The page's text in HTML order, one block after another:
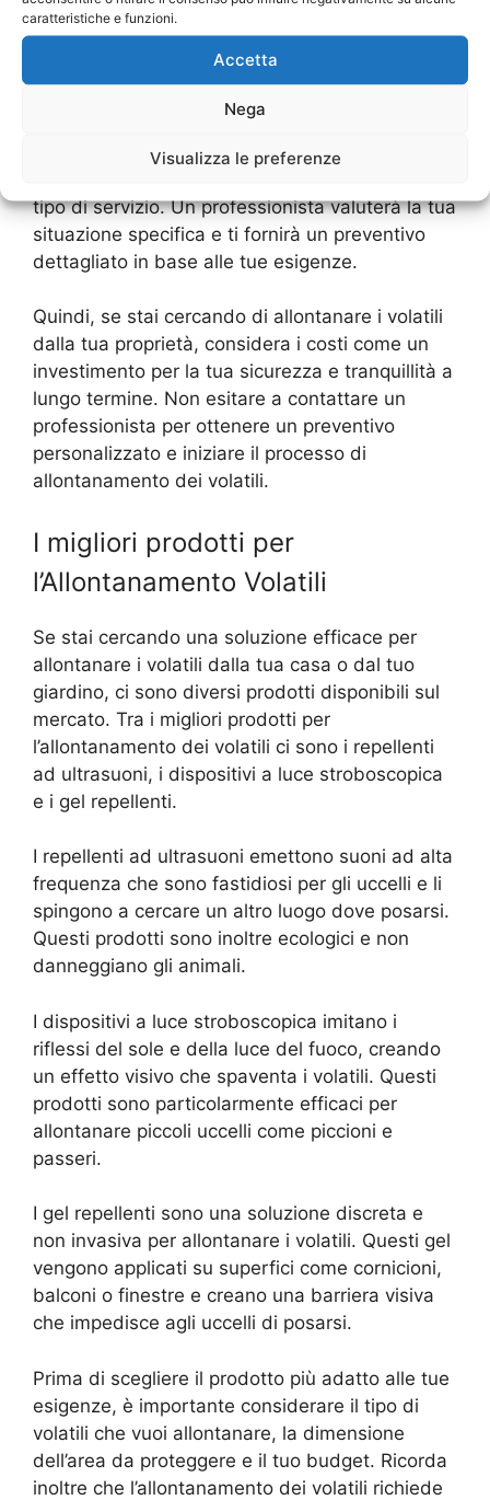
caratteristiche e funzioni.
Accetta
Nega
Visualizza le preferenze
manutenzione periodica per mantenere
l’efficacia, il che può aumentare i costi a lungo
Per ottenere un preventivo preciso per
l’allontanamento dei volatili, è consigliabile
tipo di servizio. Un professionista valuterà la tua
situazione specifica e ti fornirà un preventivo
dettagliato in base alle tue esigenze.
Quindi, se stai cercando di allontanare i volatili
dalla tua proprietà, considera i costi come un
investimento per la tua sicurezza e tranquillità a
lungo termine. Non esitare a contattare un
professionista per ottenere un preventivo
personalizzato e iniziare il processo di
allontanamento dei volatili.
I migliori prodotti per
l’Allontanamento Volatili
Se stai cercando una soluzione efficace per
allontanare i volatili dalla tua casa o dal tuo
giardino, ci sono diversi prodotti disponibili sul
mercato. Tra i migliori prodotti per
l’allontanamento dei volatili ci sono i repellenti
ad ultrasuoni, i dispositivi a luce stroboscopica
e i gel repellenti.
I repellenti ad ultrasuoni emettono suoni ad alta
frequenza che sono fastidiosi per gli uccelli e li
spingono a cercare un altro luogo dove posarsi.
Questi prodotti sono inoltre ecologici e non
danneggiano gli animali.
I dispositivi a luce stroboscopica imitano i
riflessi del sole e della luce del fuoco, creando
un effetto visivo che spaventa i volatili. Questi
prodotti sono particolarmente efficaci per
allontanare piccoli uccelli come piccioni e
passeri.
I gel repellenti sono una soluzione discreta e
non invasiva per allontanare i volatili. Questi gel
vengono applicati su superfici come cornicioni,
balconi o finestre e creano una barriera visiva
che impedisce agli uccelli di posarsi.
Prima di scegliere il prodotto più adatto alle tue
esigenze, è importante considerare il tipo di
volatili che vuoi allontanare, la dimensione
dell’area da proteggere e il tuo budget. Ricorda
inoltre che l’allontanamento dei volatili richiede